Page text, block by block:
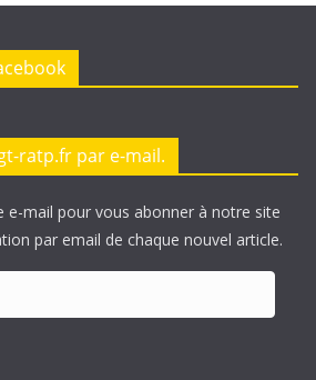
ratp.fr par e-mail.
e-mail pour vous abonner à notre site
par email de chaque nouvel article.